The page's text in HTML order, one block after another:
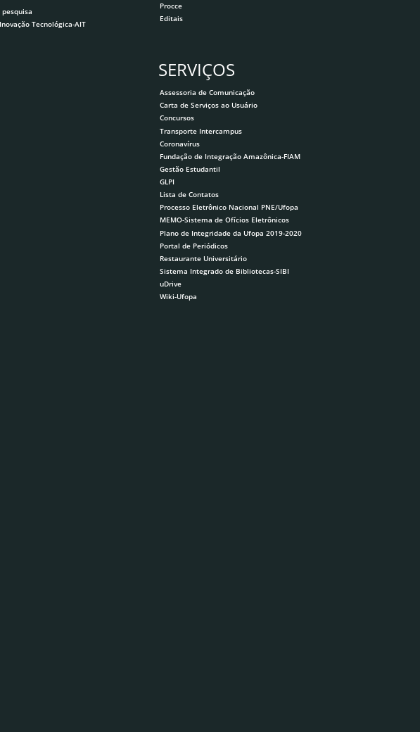
Tecnológica-AIT
Procce
Editais
SERVIÇOS
Assessoria de Comunicação
Carta de Serviços ao Usuário
Concursos
Transporte Intercampus
Coronavírus
Fundação de Integração Amazônica-FIAM
Gestão Estudantil
GLPI
Lista de Contatos
Processo Eletrônico Nacional PNE/Ufopa
MEMO-Sistema de Ofícios Eletrônicos
Plano de Integridade da Ufopa 2019-2020
Portal de Periódicos
Restaurante Universitário
Sistema Integrado de Bibliotecas-SIBI
uDrive
Wiki-Ufopa